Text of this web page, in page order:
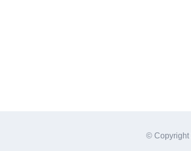
© Copyright